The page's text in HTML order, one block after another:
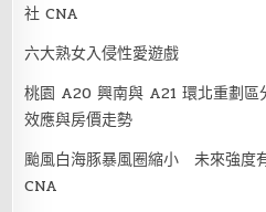
社 CNA
六大熟女入侵性愛遊戲
桃園 A20 興南與 A21 環北重劃區
效應與房價走勢
颱風白海豚暴風圈縮小 未來強度
CNA